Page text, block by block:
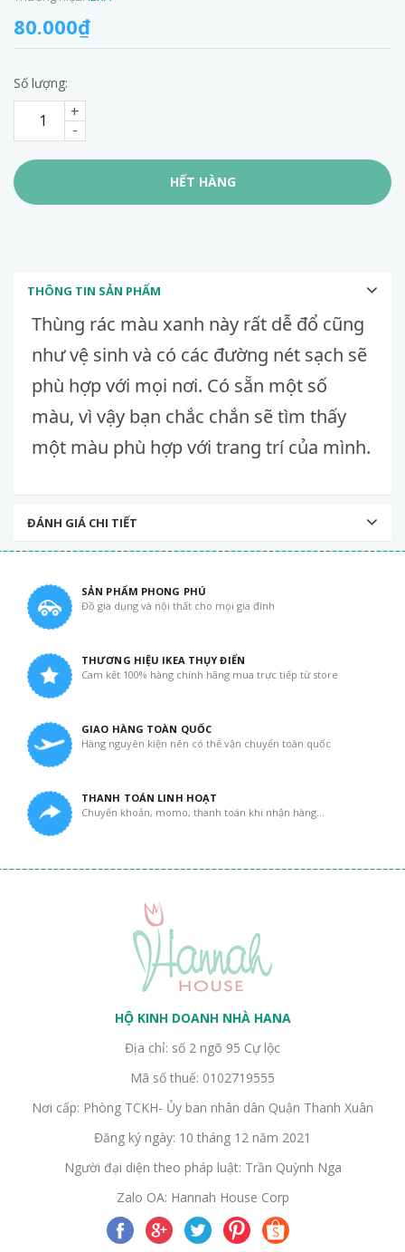
80.000₫
Số lượng:
-
+
HẾT HÀNG
THÔNG TIN SẢN PHẨM
Thùng rác màu xanh này rất dễ đổ cũng
như vệ sinh và có các đường nét sạch sẽ
phù hợp với mọi nơi. Có sẵn một số
màu, vì vậy bạn chắc chắn sẽ tìm thấy
một màu phù hợp với trang trí của mình.
ĐÁNH GIÁ CHI TIẾT
SẢN PHẨM PHONG PHÚ
Đồ gia dụng và nội thất cho mọi gia đình
THƯƠNG HIỆU IKEA THỤY ĐIỂN
Cam kết 100% hàng chính hãng mua trực tiếp từ store
GIAO HÀNG TOÀN QUỐC
Hàng nguyên kiện nên có thể vận chuyển toàn quốc
THANH TOÁN LINH HOẠT
Chuyển khoản, momo, thanh toán khi nhận hàng...
HỘ KINH DOANH NHÀ HANA
Địa chỉ: số 2 ngõ 95 Cự lộc
Mã số thuế: 0102719555
Nơi cấp: Phòng TCKH- Ủy ban nhân dân Quận Thanh Xuân
Đăng ký ngày: 10 tháng 12 năm 2021
Người đại diện theo pháp luật: Trần Quỳnh Nga
Zalo OA: Hannah House Corp